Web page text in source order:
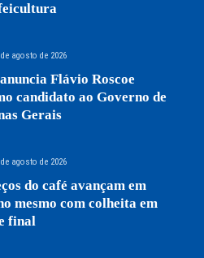
de agosto de 2026
Flávio Roscoe
candidato ao Governo de
Gerais
de agosto de 2026
do café avançam em
mesmo com colheita em
final